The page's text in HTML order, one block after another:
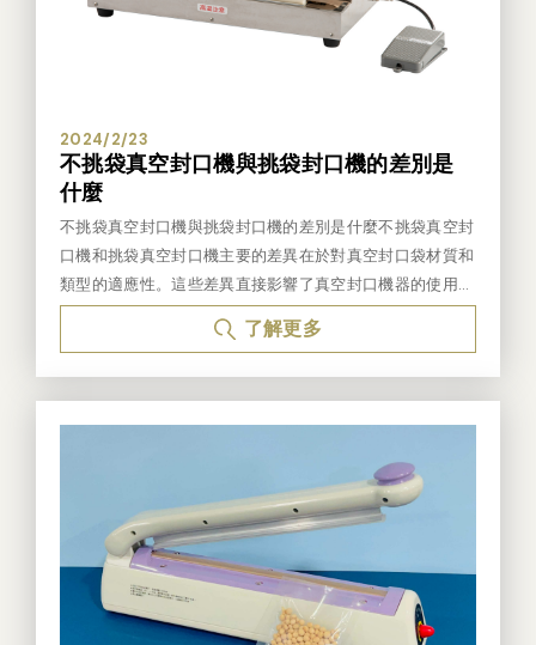
2024/2/23
不挑袋真空封口機與挑袋封口機的差別是
什麼
不挑袋真空封口機與挑袋封口機的差別是什麼不挑袋真空封
口機和挑袋真空封口機主要的差異在於對真空封口袋材質和
類型的適應性。這些差異直接影響了真空封口機器的使用範
圍、靈活性以及成本效益。 不挑袋真空封口機不挑袋真空
封口機，顧名思義，是可以使用各種不同材質和厚度的真空
性。 1.不挑袋真空封口機通常具有一個開放的封口區域，用
戶可以將食品或其他物品放入其中， 然後啟動真空封口機
的封口袋。 3.這種類型的封口機通常更適合用於家庭使
用，因為它們的操作更加簡單方便， 不需要太多的設置和
調整。 4.通用性：可以使用各種材質的袋子，包括PE、P
A、PET等，不受封口袋材質限制。 5.成本效益：由於可以
使用價格更便宜的通用袋，長期使用下來可能更節省成本。
了解更多